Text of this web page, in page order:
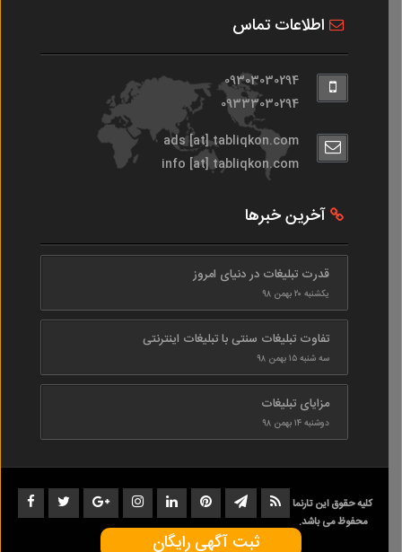
اطلاعات تماس
09303030294
09333030294
ads [at] tabliqkon.com
info [at] tabliqkon.com
آخرین خبرها
قدرت تبلیغات در دنیای امروز
یکشنبه ۲۰ بهمن ۹۸
تفاوت تبلیغات سنتی با تبلیغات اینترنتی
سه شنبه ۱۵ بهمن ۹۸
مزایای تبلیغات
دوشنبه ۱۴ بهمن ۹۸
کلیه حقوق این تارنما
محفوظ می باشد.
1402-1398
ثبت آگهی رایگان